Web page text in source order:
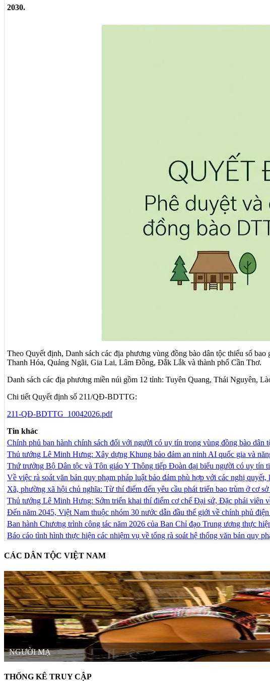
2030.
Theo Quyết định, Danh sách các địa phương vùng đồng bào dân tộc thiểu số
Thanh Hóa, Quảng Ngãi, Gia Lai, Lâm Đồng, Đắk Lắk và thành phố Cần Thơ.
Danh sách các địa phương miền núi gồm 12 tỉnh: Tuyên Quang, Thái Nguyên,
Chi tiết Quyết định số 211/QĐ-BDTTG:
211-QĐ-BDTTG_10042026.pdf
Tin khác
Chính phủ ban hành chính sách đối với người có uy tín trong vùng đồng bào dân
Thủ tướng Lê Minh Hưng: Xây dựng Khung bảo đảm an ninh AI quốc gia và
Thứ trưởng Bộ Dân tộc và Tôn giáo Y Thông tiếp Đoàn đại biểu người có uy tín
Về việc rà soát văn bản quy phạm pháp luật bảo đảm phù hợp với các nghị
Xã, phường xã hội chủ nghĩa: Từ thí điểm đến yêu cầu phát triển bao trùm ở cơ sở
Thủ tướng Lê Minh Hưng: Sớm triển khai thí điểm cơ chế Đại sứ, Đặc phái viên
Đến năm 2045, Việt Nam thuộc nhóm 30 nước dẫn đầu thế giới về chính phủ
Ban hành Chương trình công tác năm 2026 của Ban Chỉ đạo Trung ương thực
Báo cáo tình hình thực hiện các nhiệm vụ về tổng rà soát hệ thống văn bản quy
CÁC DÂN TỘC VIỆT NAM
NGƯỜI MẠ
THỐNG KÊ TRUY CẬP